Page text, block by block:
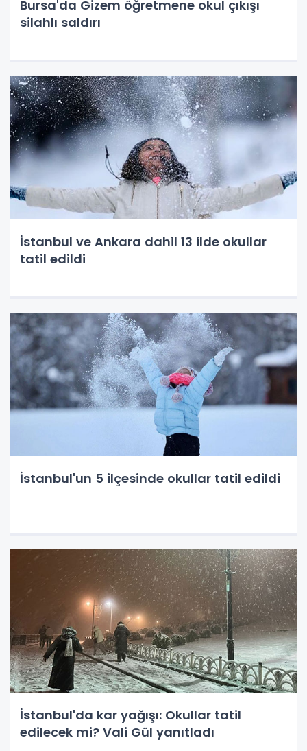
Bursa'da Gizem öğretmene okul çıkışı
silahlı saldırı
İstanbul ve Ankara dahil 13 ilde okullar
tatil edildi
İstanbul'un 5 ilçesinde okullar tatil edildi
İstanbul'da kar yağışı: Okullar tatil
edilecek mi? Vali Gül yanıtladı